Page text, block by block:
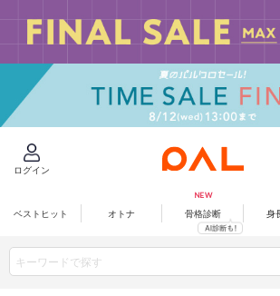
ログイン
ベストヒット オトナ 骨格診断 身